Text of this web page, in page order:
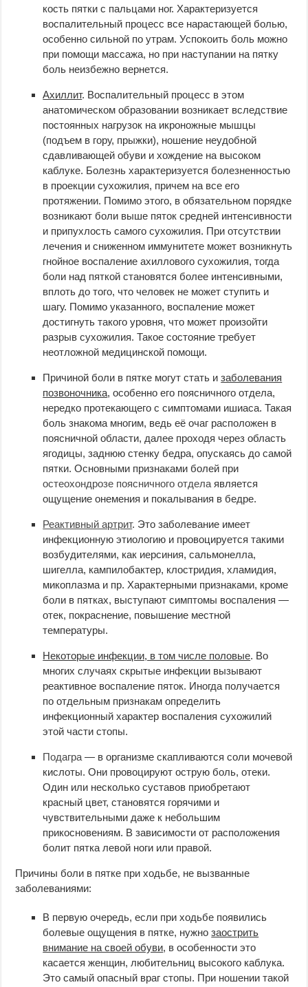
кость пятки с пальцами ног. Характеризуется
воспалительный процесс все нарастающей болью,
особенно сильной по утрам. Успокоить боль можно
при помощи массажа, но при наступании на пятку
боль неизбежно вернется.
Ахиллит. Воспалительный процесс в этом
анатомическом образовании возникает вследствие
постоянных нагрузок на икроножные мышцы
(подъем в гору, прыжки), ношение неудобной
сдавливающей обуви и хождение на высоком
каблуке. Болезнь характеризуется болезненностью
в проекции сухожилия, причем на все его
протяжении. Помимо этого, в обязательном порядке
возникают боли выше пяток средней интенсивности
и припухлость самого сухожилия. При отсутствии
лечения и сниженном иммунитете может возникнуть
гнойное воспаление ахиллового сухожилия, тогда
боли над пяткой становятся более интенсивными,
вплоть до того, что человек не может ступить и
шагу. Помимо указанного, воспаление может
достигнуть такого уровня, что может произойти
разрыв сухожилия. Такое состояние требует
неотложной медицинской помощи.
Причиной боли в пятке могут стать изаболевания
позвоночника, особенно его поясничного отдела,
нередко протекающего с симптомами ишиаса. Такая
боль знакома многим, ведь её очаг расположен в
поясничной области, далее проходя через область
ягодицы, заднюю стенку бедра, опускаясь до самой
пятки. Основными признаками болей при
остеохондрозе поясничного отдела является
ощущение онемения и покалывания в бедре.
Реактивный артрит. Это заболевание имеет
инфекционную этиологию и провоцируется такими
возбудителями, как иерсиния, сальмонелла,
шигелла, кампилобактер, клостридия, хламидия,
микоплазма и пр. Характерными признаками, кроме
боли в пятках, выступают симптомы воспаления —
отек, покраснение, повышение местной
температуры.
Некоторые инфекции, в том числе половые. Во
многих случаях скрытые инфекции вызывают
реактивное воспаление пяток. Иногда получается
по отдельным признакам определить
инфекционный характер воспаления сухожилий
этой части стопы.
Подагра — в организме скапливаются соли мочевой
кислоты. Они провоцируют острую боль, отеки.
Один или несколько суставов приобретают
красный цвет, становятся горячими и
чувствительными даже к небольшим
прикосновениям. В зависимости от расположения
болит пятка левой ноги или правой.
Причины боли в пятке при ходьбе, не вызванные
заболеваниями:
В первую очередь, если при ходьбе появились
болевые ощущения в пятке, нужнозаострить
внимание на своей обуви, в особенности это
касается женщин, любительниц высокого каблука.
Это самый опасный враг стопы. При ношении такой